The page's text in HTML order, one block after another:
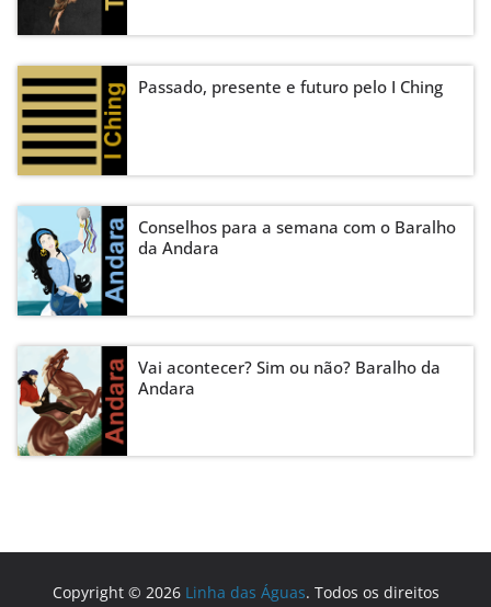
Passado, presente e futuro pelo I Ching
Conselhos para a semana com o Baralho
da Andara
Vai acontecer? Sim ou não? Baralho da
Andara
Copyright © 2026 Linha das Águas. Todos os direitos